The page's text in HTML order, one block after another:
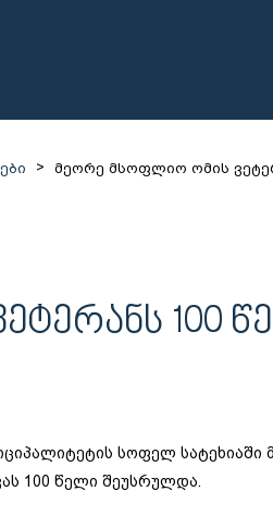
> მეორე მსოფლიო ომის
100
სოფელ სატეხიაში
100 წელი შეუსრულდა.